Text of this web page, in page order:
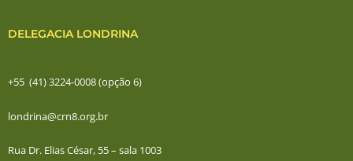
DELEGACIA LONDRINA
+55 (41) 3224-0008 (opção 6)
londrina@crn8.org.br
Rua Dr. Elias César, 55 – sala 1003